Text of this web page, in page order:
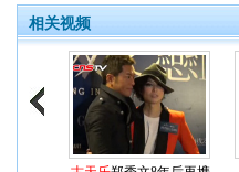
相关视频